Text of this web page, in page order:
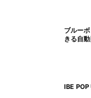
ブルー
きる自
IBE POP